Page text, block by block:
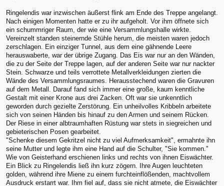
Ringelendis war inzwischen äußerst flink am Ende des Treppe angelangt.
Nach einigen Momenten hatte er zu ihr aufgeholt. Vor ihm öffnete sich
ein schummriger Raum, der wie eine Versammlungshalle wirkte.
Vereinzelt standen steinernde Stühle herum, die meisten waren jedoch
zerschlagen. Ein einziger Tunnel, aus dem eine gähnende Leere
herauswaberte, war der übrige Zugang. Das Eis war nur an den Wänden,
die zu der Seite der Treppe lagen, auf der anderen Seite war nur nackter
Stein. Schwarze und teils verrottete Metallverkleidungen zierten die
Wände des Versammlungsraumes. Herausstechend waren die Gravuren
auf dem Metall. Darauf fand sich immer eine große, kaum kenntliche
Gestalt mit einer Krone aus drei Zacken. Oft war sie unkenntlich
geworden durch gezielte Zerstörung. Ein unheilvolles Kribbeln arbeitete
sich von seinen Händen bis hinauf zu den Armen und seinem Rücken.
Der Riese in einer albtraumhaften Rüstung war stets in siegreichen und
gebieterischen Posen gearbeitet.
"Schenke diesem Gekritzel nicht zu viel Aufmerksamkeit", ermahnte ihn
seine Mutter und legte ihm eine Hand auf die Schulter, "Sie kommen."
Wie von Geisterhand erschienen links und rechts von ihnen Eiswächter.
Ein Blick zu Ringelendis ließ ihn kurz zögern. Ihre Augen leuchteten
golden, während ihre Miene zu einem furchteinflößenden, machtvollem
Ausdruck erstarrt war. Ihm fiel auf, dass sie nicht atmete, die Eiswächter